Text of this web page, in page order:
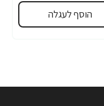
הוסף לעגלה